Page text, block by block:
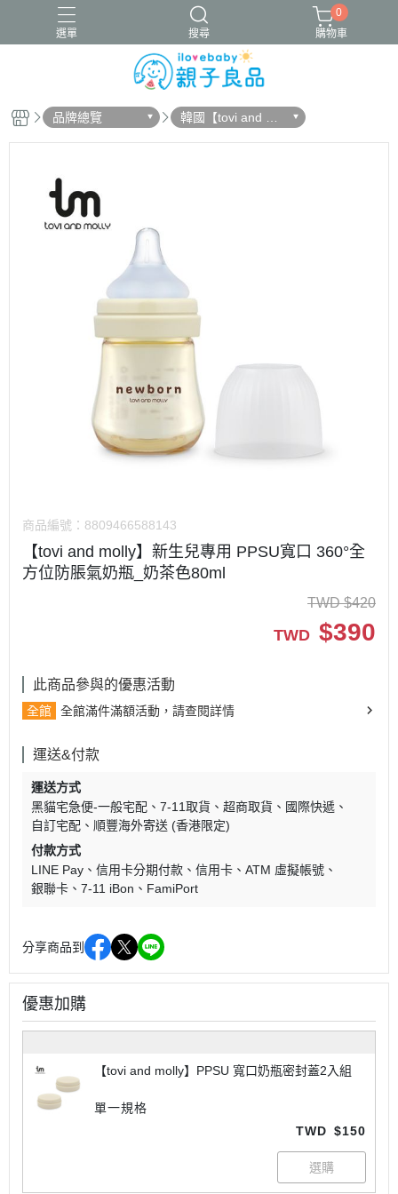
選單 搜尋
16吋腳踏車 ergobaby配件 寬口奶瓶
成長包巾卡片禮盒
0
購物車
品牌總覽
韓國【tovi and mol
ly】
商品編號： 8809466588143
【tovi and molly】新生兒專用 PPSU寬口 360°全
方位防脹氣奶瓶_奶茶色80ml
TWD $420
TWD $390
此商品參與的優惠活動
全館 全館滿件滿額活動，請查閱詳情
運送&付款
運送方式
黑貓宅急便-一般宅配
7-11取貨 超商取貨
國際快遞
自訂宅配
順豐海外寄送 (香港限定)
付款方式
LINE Pay
信用卡分期付款 信用卡
ATM 虛擬帳號
銀聯卡
7-11 iBon FamiPort
分享商品到
優惠加購
【tovi and molly】PPSU 寬口奶瓶密封蓋2入組
單一規格
TWD $150